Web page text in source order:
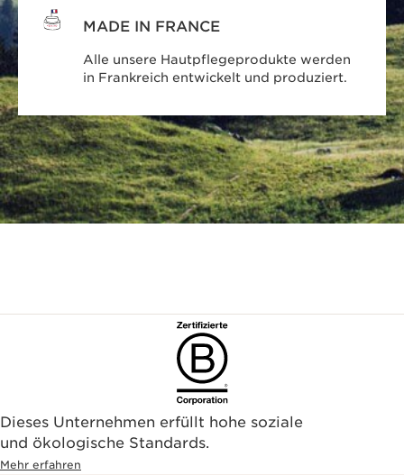
MADE IN FRANCE
Alle unsere Hautpflegeprodukte werden
in Frankreich entwickelt und produziert.
Dieses Unternehmen erfüllt hohe soziale
und ökologische Standards.
Mehr erfahren